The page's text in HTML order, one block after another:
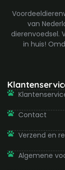
van
dierenvoedsel.
in huis!
Contact
Verzend en
Algemene